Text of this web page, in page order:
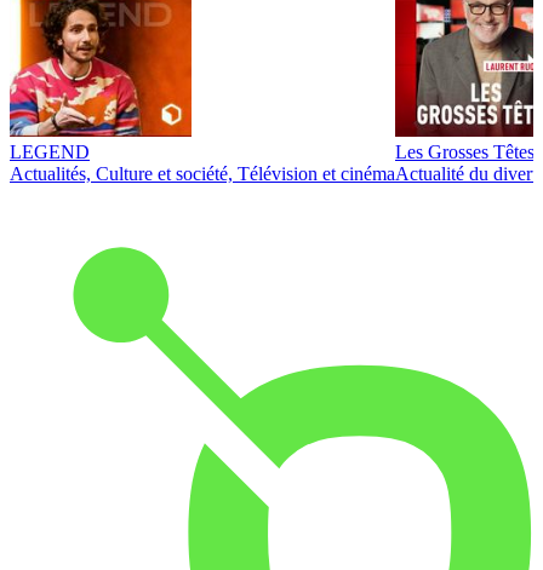
LEGEND
Actualités, Culture et société, Télévision et cinéma
Les Grosses Têtes
Actualité du